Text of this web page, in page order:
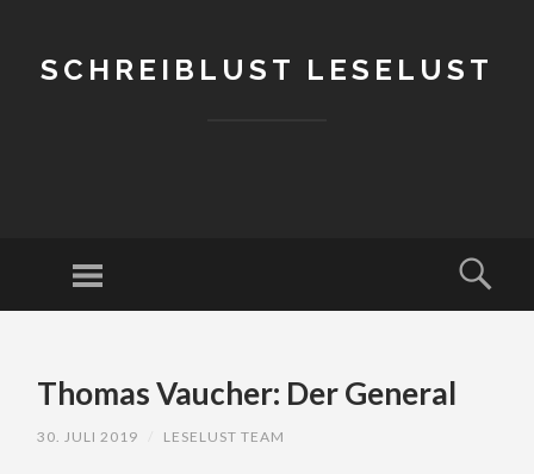
SCHREIBLUST LESELUST
Menu
CONTENTThomas Vaucher: Der General
30. JULI 2019 LESELUST TEAM